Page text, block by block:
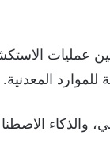
عمليات
للموارد المعدنية.
والذكاء